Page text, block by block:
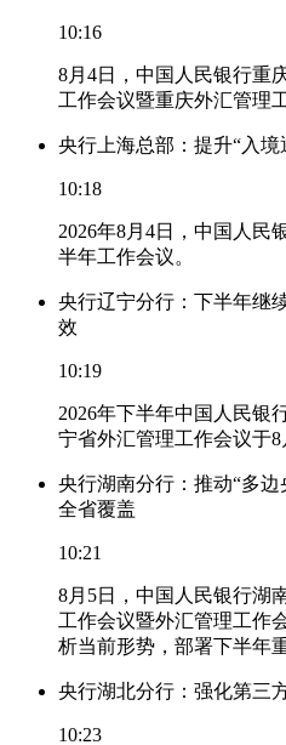
10:16
8月4日，中国人民银行重
工作会议暨重庆外汇管理
央行上海总部：提升“入境
10:18
2026年8月4日，中国人民
半年工作会议。
央行辽宁分行：下半年继
效
10:19
2026年下半年中国人民银
宁省外汇管理工作会议于8
央行湖南分行：推动“多
全省覆盖
10:21
8月5日，中国人民银行湖
工作会议暨外汇管理工作
析当前形势，部署下半年
央行湖北分行：强化第三
10:23